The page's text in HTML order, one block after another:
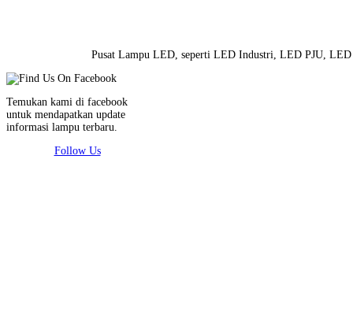
Pusat Lampu LED, seperti LED Industri, LED PJU,
Temukan kami di facebook
untuk mendapatkan update
informasi lampu terbaru.
Follow Us